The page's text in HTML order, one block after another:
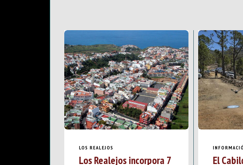
LOS REALEJOS
Los Realejos incorpora 7 El